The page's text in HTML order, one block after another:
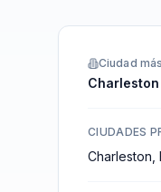
Ciudad
Charleston
CIUDADES
Charleston,